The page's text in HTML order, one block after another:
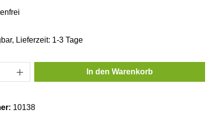
Lieferzeit: 1-3 Tage
Gib den gewünschten Wert ein
In den Warenkorb
10138